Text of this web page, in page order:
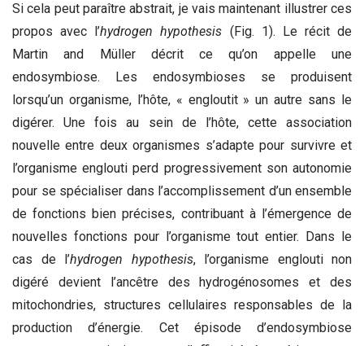
Si cela peut paraître abstrait, je vais maintenant illustrer ces
propos avec l’hydrogen hypothesis (Fig. 1). Le récit de
Martin and Müller décrit ce qu’on appelle une
endosymbiose. Les endosymbioses se produisent
lorsqu’un organisme, l’hôte, « engloutit » un autre sans le
digérer. Une fois au sein de l’hôte, cette association
nouvelle entre deux organismes s’adapte pour survivre et
l’organisme englouti perd progressivement son autonomie
pour se spécialiser dans l’accomplissement d’un ensemble
de fonctions bien précises, contribuant à l’émergence de
nouvelles fonctions pour l’organisme tout entier. Dans le
cas de l’hydrogen hypothesis, l’organisme englouti non
digéré devient l’ancêtre des hydrogénosomes et des
mitochondries, structures cellulaires responsables de la
production d’énergie. Cet épisode d’endosymbiose